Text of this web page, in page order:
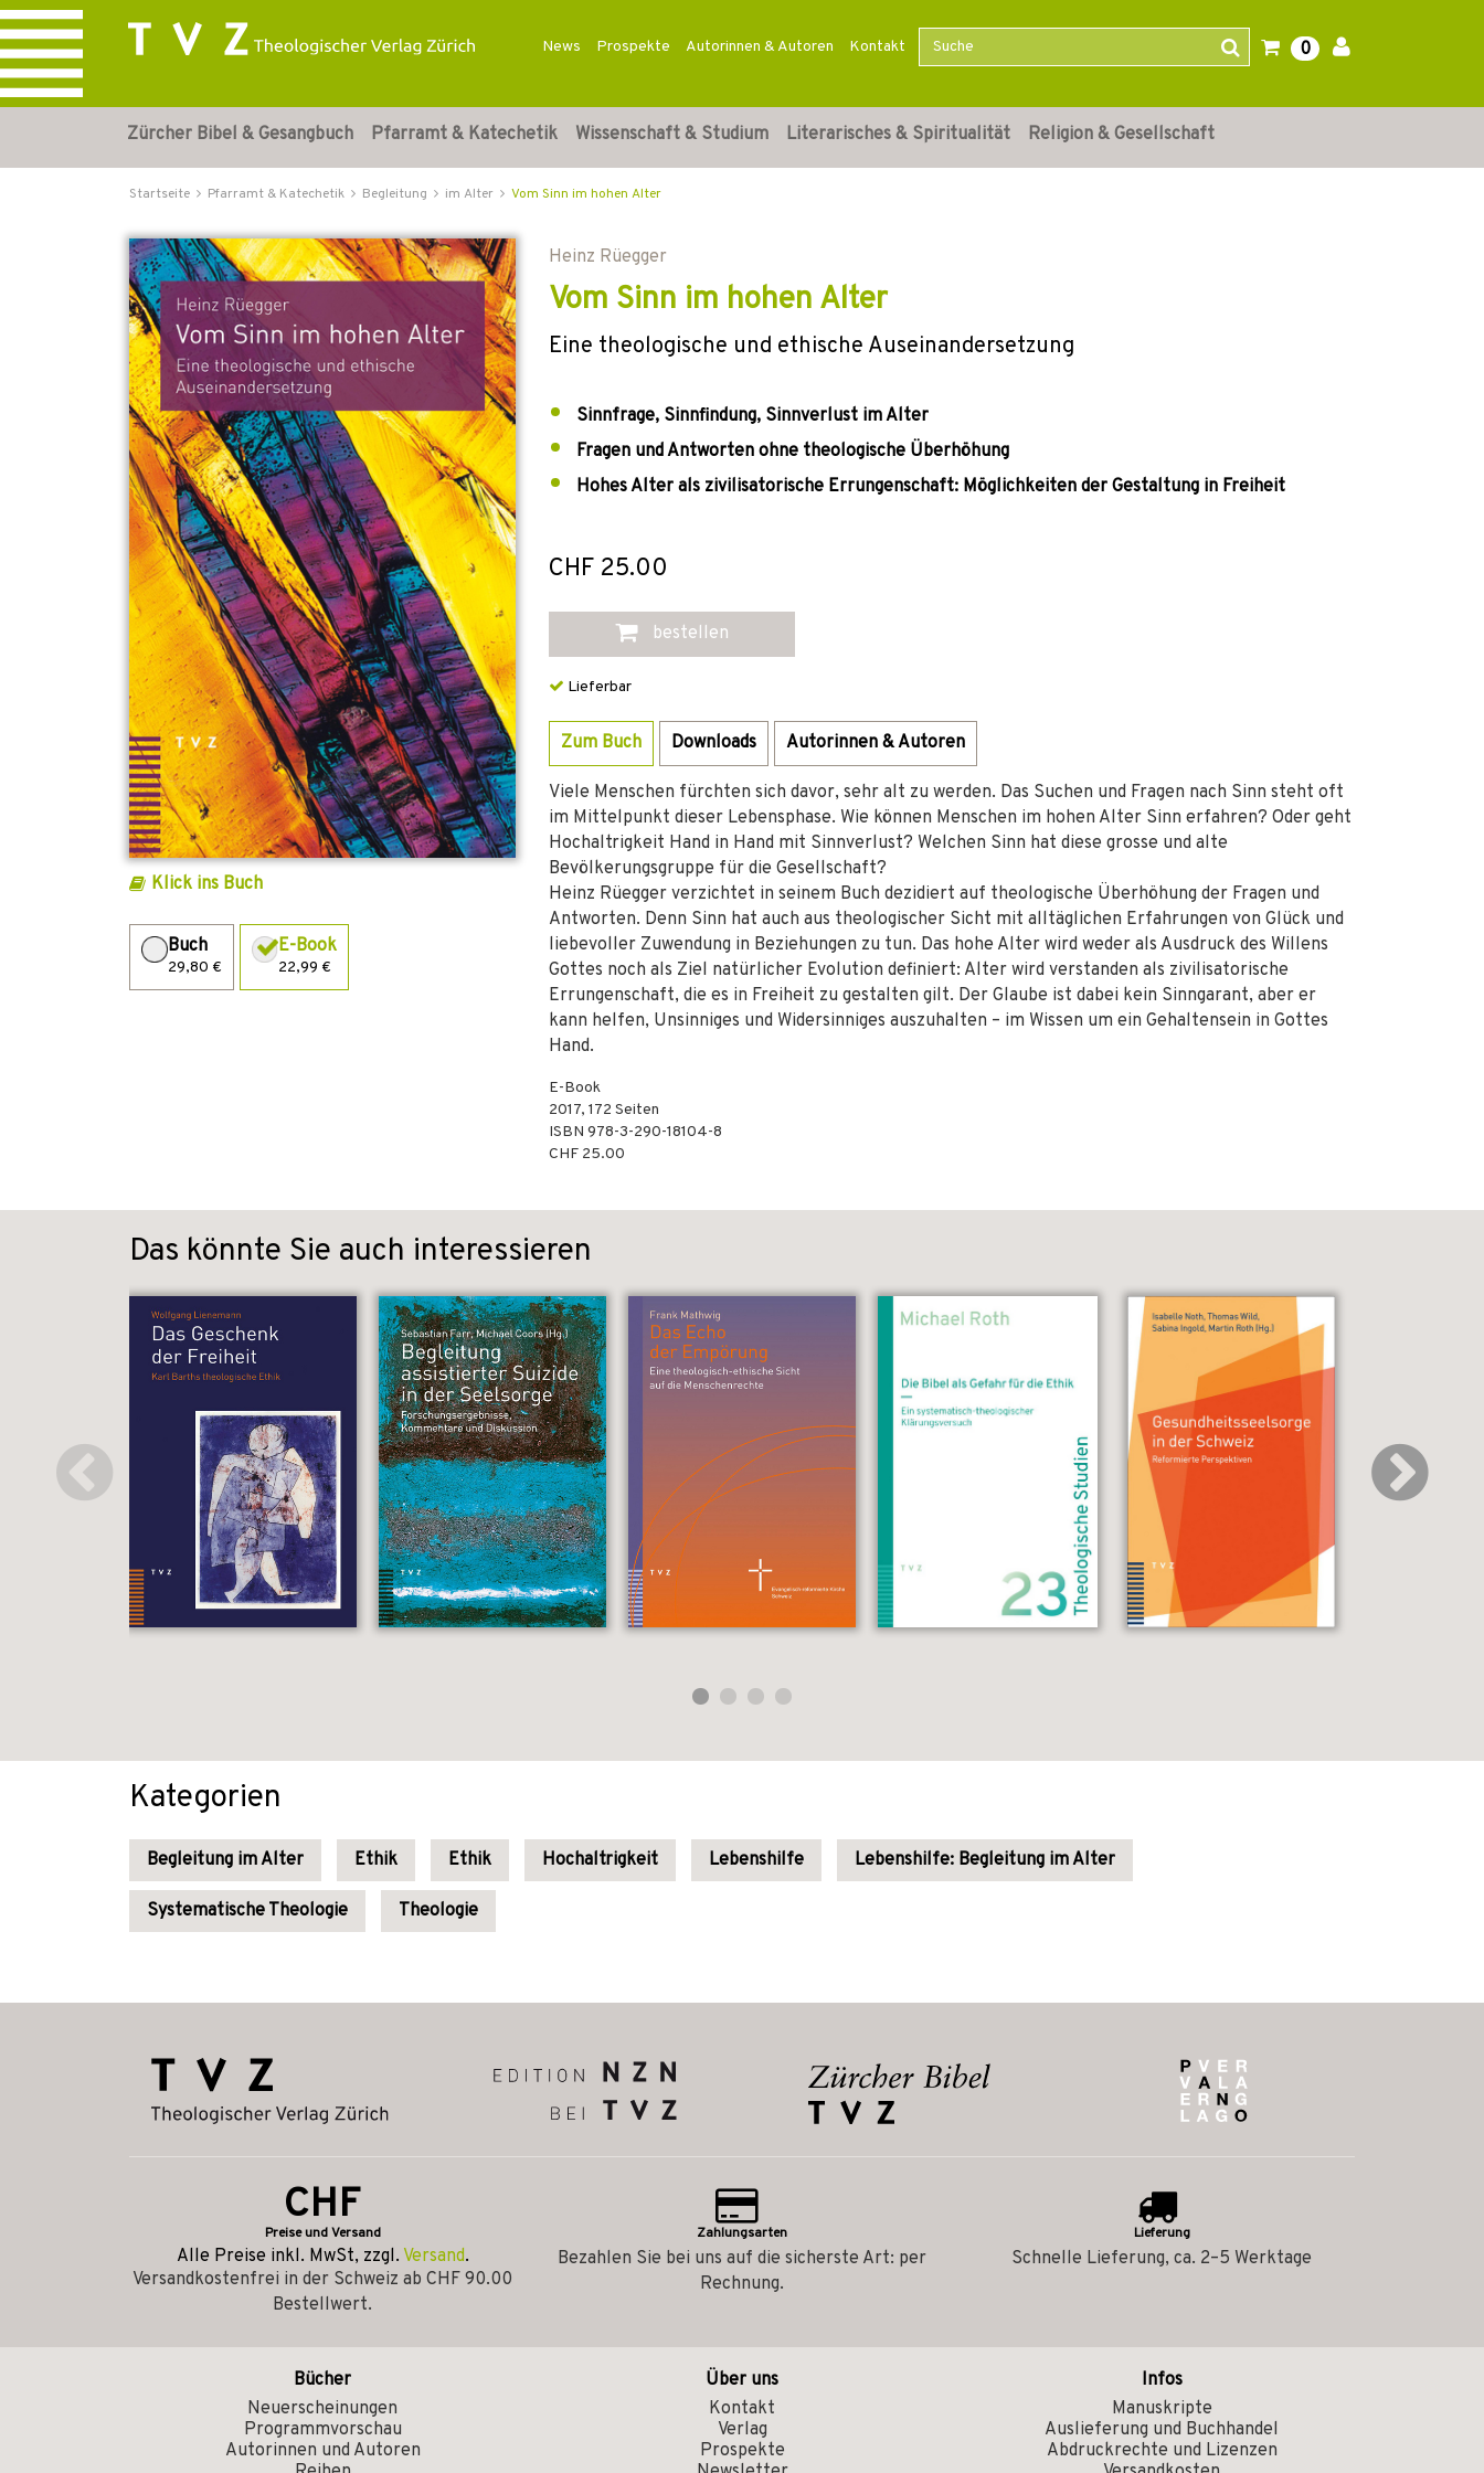
News Prospekte Autorinnen & Autoren Kontakt 0
Zürcher Bibel & Gesangbuch Pfarramt & Katechetik Wissenschaft & Studium Literarisches & Spiritualität Religion & Gesellschaft
Startseite Pfarramt & Katechetik Begleitung im Alter Vom Sinn im hohen Alter
Klick ins Buch
Buch
29,80 €
E-Book
22,99 €
Heinz Rüegger
Vom Sinn im hohen Alter
Eine theologische und ethische Auseinandersetzung
Sinnfrage, Sinnfindung, Sinnverlust im Alter
Fragen und Antworten ohne theologische Überhöhung
Hohes Alter als zivilisatorische Errungenschaft: Möglichkeiten der Gestaltung in Freiheit
CHF 25.00
bestellen
Lieferbar
Zum Buch Downloads Autorinnen & Autoren
Viele Menschen fürchten sich davor, sehr alt zu werden. Das Suchen und Fragen nach Sinn steht oft
im Mittelpunkt dieser Lebensphase. Wie können Menschen im hohen Alter Sinn erfahren? Oder geht
Hochaltrigkeit Hand in Hand mit Sinnverlust? Welchen Sinn hat diese grosse und alte
Bevölkerungsgruppe für die Gesellschaft?
Heinz Rüegger verzichtet in seinem Buch dezidiert auf theologische Überhöhung der Fragen und
Antworten. Denn Sinn hat auch aus theologischer Sicht mit alltäglichen Erfahrungen von Glück und
liebevoller Zuwendung in Beziehungen zu tun. Das hohe Alter wird weder als Ausdruck des Willens
Gottes noch als Ziel natürlicher Evolution definiert: Alter wird verstanden als zivilisatorische
Errungenschaft, die es in Freiheit zu gestalten gilt. Der Glaube ist dabei kein Sinngarant, aber er
kann helfen, Unsinniges und Widersinniges auszuhalten – im Wissen um ein Gehaltensein in Gottes
Hand.
E-Book
2017, 172 Seiten
ISBN 978-3-290-18104-8
CHF 25.00
Das könnte Sie auch interessieren
Kategorien
Begleitung im Alter Ethik Ethik Hochaltrigkeit Lebenshilfe Lebenshilfe: Begleitung im Alter
Systematische Theologie Theologie
CHF
Preise und Versand
Alle Preise inkl. MwSt, zzgl. Versand.
Versandkostenfrei in der Schweiz ab CHF 90.00
Bestellwert.
Zahlungsarten
Bezahlen Sie bei uns auf die sicherste Art: per
Rechnung.
Lieferung
Schnelle Lieferung, ca. 2–5 Werktage
Bücher
Neuerscheinungen
Programmvorschau
Autorinnen und Autoren
Über uns
Kontakt
Verlag
Prospekte
Infos
Manuskripte
Auslieferung und Buchhandel
Abdruckrechte und Lizenzen